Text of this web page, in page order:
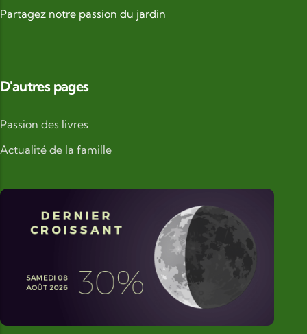
Partagez notre passion du jardin
D'autres pages
Passion des livres
Actualité de la famille